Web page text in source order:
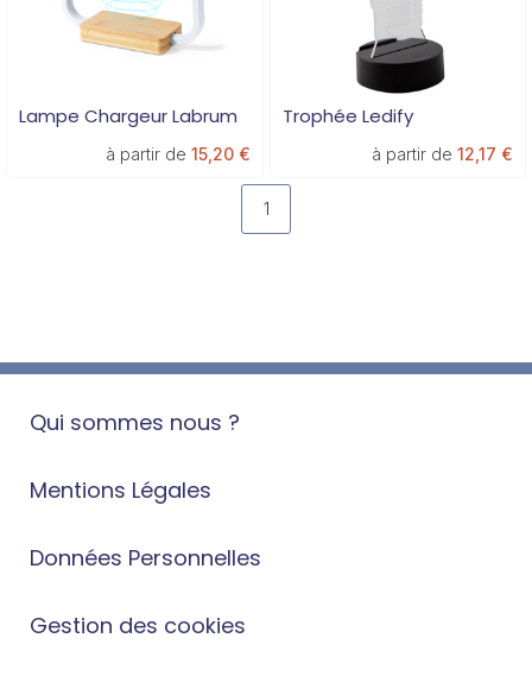
Lampe Chargeur Labrum
à partir de 15,20 €
Trophée Ledify
à partir de 12,17 €
1
Qui sommes nous ?
Mentions Légales
Données Personnelles
Gestion des cookies